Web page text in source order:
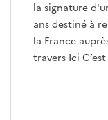
la signature
ans destiné à
la France
travers Ici